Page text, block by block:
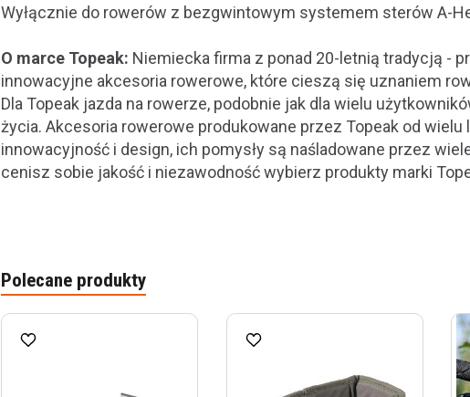
Wyłącznie do rowerów z bezgwintowym systemem sterów A-
O marce Topeak: Niemiecka firma z ponad 20-letnią tradycją -
innowacyjne akcesoria rowerowe, które cieszą się uznaniem
Dla Topeak jazda na rowerze, podobnie jak dla wielu
życia. Akcesoria rowerowe produkowane przez Topeak od wielu
innowacyjność i design, ich pomysły są naśladowane przez
cenisz sobie jakość i niezawodność wybierz produkty marki
Polecane produkty